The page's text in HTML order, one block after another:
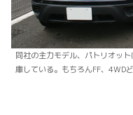
同社の主力モデル、パトリオッ
庫している。もちろんFF、4WD